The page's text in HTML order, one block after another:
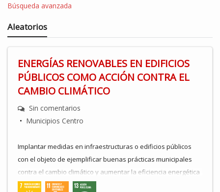
Búsqueda avanzada
Aleatorios
ENERGÍAS RENOVABLES EN EDIFICIOS
PÚBLICOS COMO ACCIÓN CONTRA EL
CAMBIO CLIMÁTICO
Sin comentarios
• Municipios Centro
Implantar medidas en infraestructuras o edificios públicos
con el objeto de ejemplificar buenas prácticas municipales
contra el cambio climático y aumentar la eficiencia energética
. Establecer sistemas de ahorro de energía y de costes